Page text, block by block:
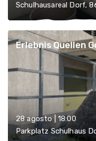
Schulhausareal Dorf,
Erlebnis Quellen
28 agosto | 18:00
Parkplatz Schulhaus